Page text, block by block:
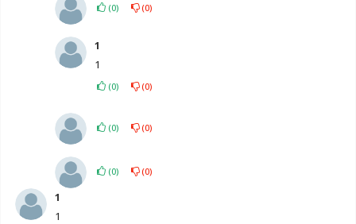
(0) (0)
1
1
(0) (0)
(0) (0)
(0) (0)
1
1